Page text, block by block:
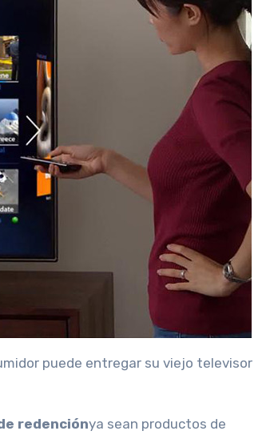
puede entregar su viejo televisor
redenciónya sean productos de